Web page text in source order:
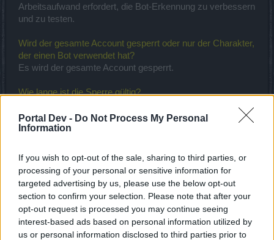
Portal Dev - Do Not Process My Personal
Information
If you wish to opt-out of the sale, sharing to third parties, or
processing of your personal or sensitive information for
targeted advertising by us, please use the below opt-out
section to confirm your selection. Please note that after your
opt-out request is processed you may continue seeing
interest-based ads based on personal information utilized by
us or personal information disclosed to third parties prior to
Arbeitsaufwand erfordert, die Bot-Erkennung zu verbessern
und zu testen.
Wird der gesamte Account gesperrt oder nur der Charakter,
der einen Bot verwendet hat?
Es wird der gesamte Account gesperrt.
Wie lange ist die Sperre gültig?
Werden gesperrte Bot-Nutzer weiterhin auf den Listen im
Gesperrte Bot-Nutzer werden aus den Ranglisten entfernt
(dies gilt für PvP und PvE).
Werden zahlende Nutzer ebenfalls gesperrt?
Selbstverständlich werden sie ebenfalls gesperrt. Zwischen
zahlenden und nicht-zahlenden Bot-Nutzern treffen wir
keinen Unterschied.